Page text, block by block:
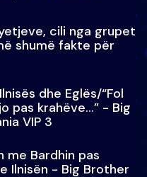
cili nga grupet
shumë fakte për
dhe Eglës/“Fol
pas krahëve…” - Big
VIP 3
me Bardhin pas
Ilnisën - Big Brother